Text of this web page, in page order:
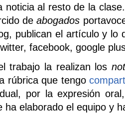
noticia al resto de la
deabogados
publican el artículo y lo
facebook, google
trabajo la realizan los
rúbrica que tengo
por la expresión
ha elaborado el equipo y